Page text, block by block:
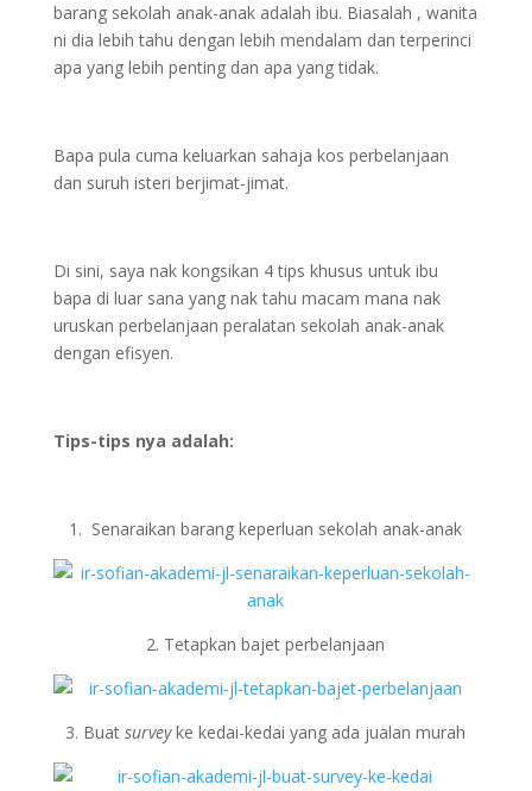
barang sekolah anak-anak adalah ibu. Biasalah , wanita
ni dia lebih tahu dengan lebih mendalam dan terperinci
apa yang lebih penting dan apa yang tidak.
Bapa pula cuma keluarkan sahaja kos perbelanjaan
dan suruh isteri berjimat-jimat.
Di sini, saya nak kongsikan 4 tips khusus untuk ibu
bapa di luar sana yang nak tahu macam mana nak
uruskan perbelanjaan peralatan sekolah anak-anak
dengan efisyen.
Tips-tips nya adalah:
1. Senaraikan barang keperluan sekolah anak-anak
2. Tetapkan bajet perbelanjaan
3. Buatsurveyke kedai-kedai yang ada jualan murah